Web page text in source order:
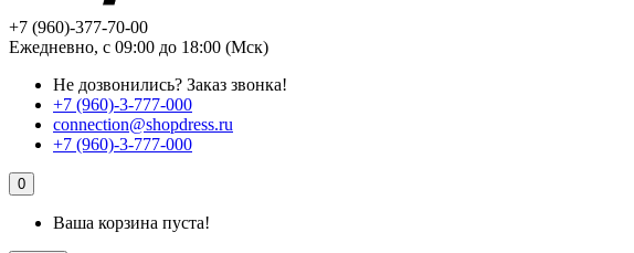
+7 (960)-377-70-00
Ежедневно, с 09:00 до 18:00 (Мск)
Не дозвонились? Заказ звонка!
+7 (960)-3-777-000
connection@shopdress.ru
+7 (960)-3-777-000
0
Ваша корзина пуста!